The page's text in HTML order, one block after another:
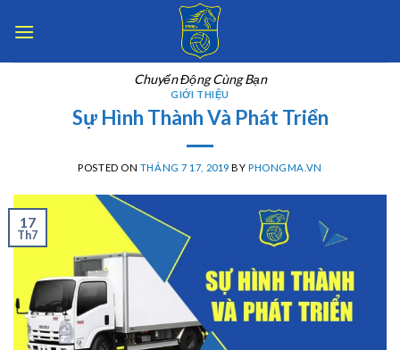
Chuyển Động Cùng Bạn
GIỚI THIỆU
Sự Hình Thành Và Phát Triển
POSTED ON THÁNG 7 17, 2019 BYPHONGMA.VN
17
Th7